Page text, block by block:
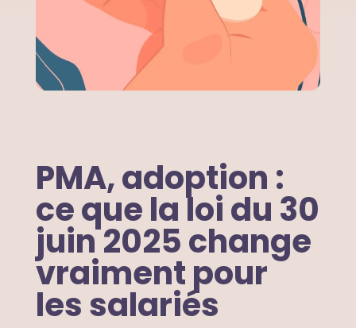
PMA, adoption :
ce que la loi du 30
juin 2025 change
vraiment pour
les salariés